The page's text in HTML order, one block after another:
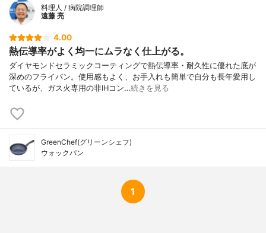
料理人 / 病院調理師
遠藤 亮
4.00
熱伝導率がよく均一にムラなく仕上がる。
ダイヤモンドセラミックコーティングで熱伝導率・耐久性に優れた底が
深めのフライパン。使用感もよく、お手入れも簡単で自分も長年愛用し
ているが、ガス火専用の非IHコン…続きを見る
GreenChef(グリーンシェフ)
ウォックパン
1